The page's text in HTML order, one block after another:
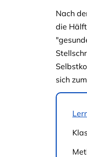
Nach
die
sich